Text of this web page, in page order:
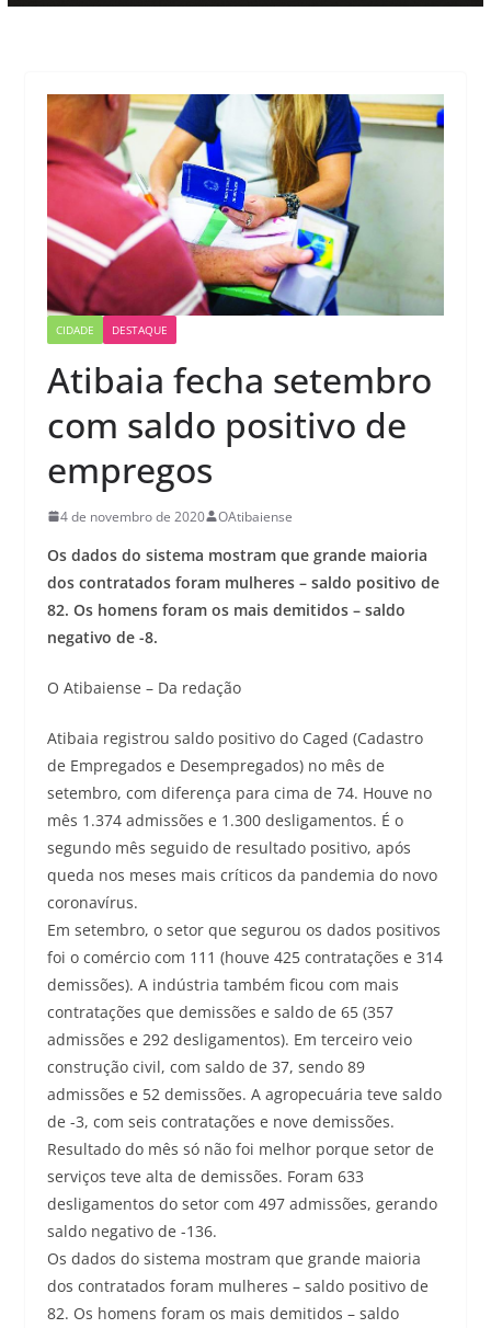
CIDADE DESTAQUE
Atibaia fecha setembro
com saldo positivo de
empregos
4 de novembro de 2020 OAtibaiense
Os dados do sistema mostram que grande maioria
dos contratados foram mulheres – saldo positivo de
82. Os homens foram os mais demitidos – saldo
negativo de -8.
O Atibaiense – Da redação
Atibaia registrou saldo positivo do Caged (Cadastro
de Empregados e Desempregados) no mês de
setembro, com diferença para cima de 74. Houve no
mês 1.374 admissões e 1.300 desligamentos. É o
segundo mês seguido de resultado positivo, após
queda nos meses mais críticos da pandemia do novo
coronavírus.
Em setembro, o setor que segurou os dados positivos
foi o comércio com 111 (houve 425 contratações e 314
demissões). A indústria também ficou com mais
contratações que demissões e saldo de 65 (357
admissões e 292 desligamentos). Em terceiro veio
construção civil, com saldo de 37, sendo 89
admissões e 52 demissões. A agropecuária teve saldo
de -3, com seis contratações e nove demissões.
Resultado do mês só não foi melhor porque setor de
serviços teve alta de demissões. Foram 633
desligamentos do setor com 497 admissões, gerando
saldo negativo de -136.
Os dados do sistema mostram que grande maioria
dos contratados foram mulheres – saldo positivo de
82. Os homens foram os mais demitidos – saldo